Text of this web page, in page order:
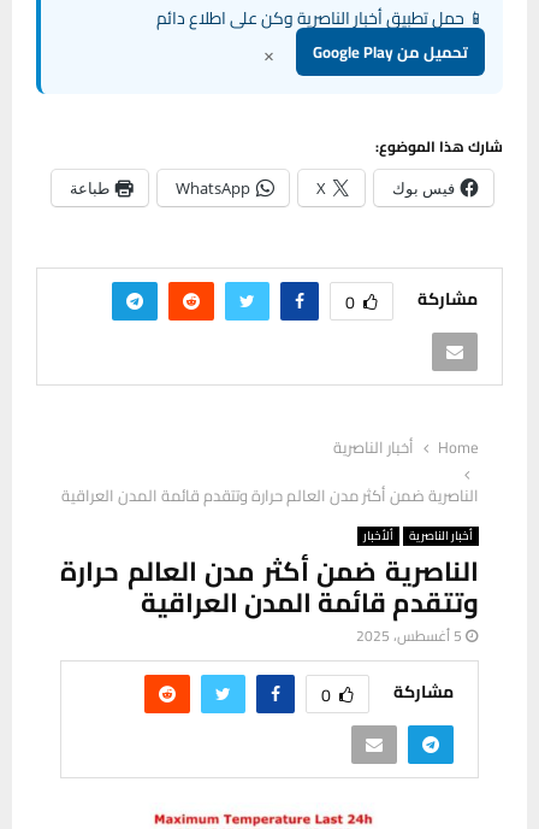
📱 حمل تطبيق أخبار الناصرية وكن على اطلاع دائم
تحميل من Google Play ×
شارك هذا الموضوع:
فيس بوك X
WhatsApp طباعة
مشاركة 0
Home
أخبار الناصرية
الناصرية ضمن أكثر مدن العالم حرارة وتتقدم قائمة المدن العراقية
أخبار الناصرية ألأخبار
الناصرية ضمن أكثر مدن العالم حرارة
وتتقدم قائمة المدن العراقية
5 أغسطس، 2025
مشاركة 0